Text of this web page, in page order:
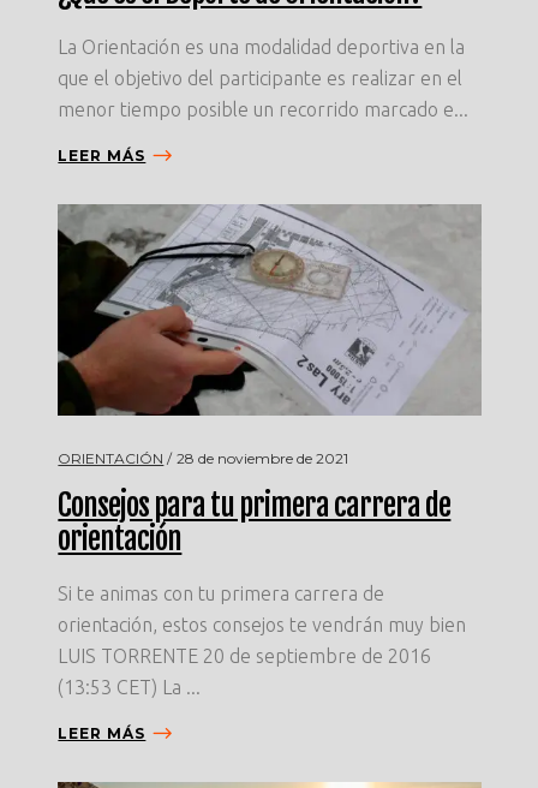
La Orientación es una modalidad deportiva en la
que el objetivo del participante es realizar en el
menor tiempo posible un recorrido marcado e...
LEER MÁS
ORIENTACIÓN 28 de noviembre de 2021
Consejos para tu primera carrera de
orientación
Si te animas con tu primera carrera de
orientación, estos consejos te vendrán muy bien
LUIS TORRENTE 20 de septiembre de 2016
(13:53 CET) La ...
LEER MÁS